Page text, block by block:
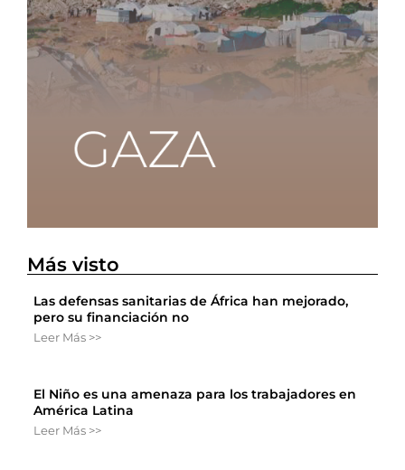
Más visto
Las defensas sanitarias de África han mejorado,
pero su financiación no
Leer Más >>
El Niño es una amenaza para los trabajadores en
América Latina
Leer Más >>